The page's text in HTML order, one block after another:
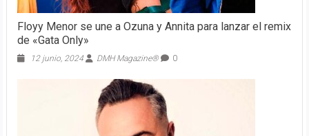
Floyy Menor se une a Ozuna y Annita para lanzar el remix
de «Gata Only»
12 junio, 2024 DMH Magazine® 0